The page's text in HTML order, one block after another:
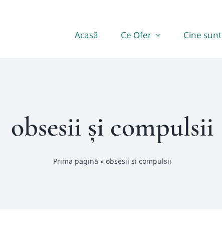
Acasă Ce Ofer Cine sunt
obsesii și compulsii
Prima pagină » obsesii și compulsii